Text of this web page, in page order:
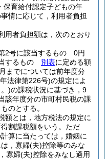
保育給付認定子どもの年
情に応じて，利用者負担
用者負担額は，次のとおり
2号に該当するもの 0円
するもの 別表に定める額
までについては前年度分
法律第226号)の規定によ
)の課税状況に基づき，9
該年度分の市町村民税の課
のとする。
額とは，地方税法の規定に
割課税額をいう。 ただ
算に当たっては，婚姻に
，寡婦(夫)控除等のみな
寡婦(夫)控除をみなし適用